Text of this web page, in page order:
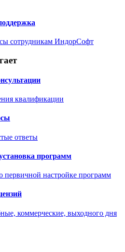
сотрудникам ИндорСофт
квалификации
ответы
программ
первичной настройке программ
коммерческие, выходного дня